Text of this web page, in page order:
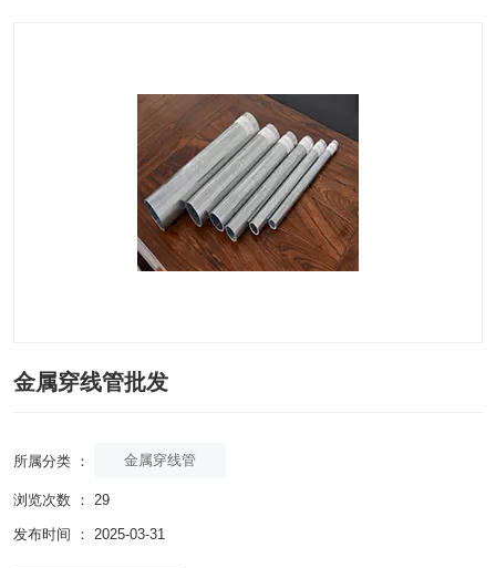
金属穿线管批发
所属分类 ： 金属穿线管
浏览次数 ： 29
发布时间 ： 2025-03-31